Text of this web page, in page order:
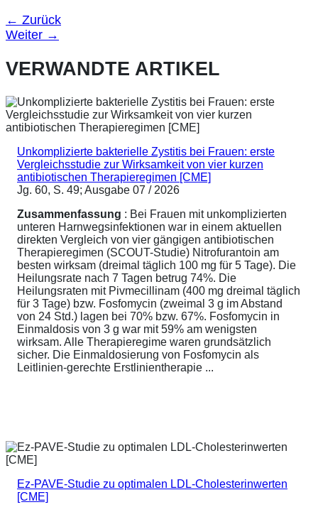
← Zurück
Weiter →
VERWANDTE ARTIKEL
Unkomplizierte bakterielle Zystitis bei Frauen: erste
Vergleichsstudie zur Wirksamkeit von vier kurzen
antibiotischen Therapieregimen [CME]
Jg. 60, S. 49; Ausgabe 07 / 2026
Zusammenfassung : Bei Frauen mit unkomplizierten
unteren Harnwegsinfektionen war in einem aktuellen
direkten Vergleich von vier gängigen antibiotischen
Therapieregimen (SCOUT-Studie) Nitrofurantoin am
besten wirksam (dreimal täglich 100 mg für 5 Tage). Die
Heilungsrate nach 7 Tagen betrug 74%. Die
Heilungsraten mit Pivmecillinam (400 mg dreimal täglich
für 3 Tage) bzw. Fosfomycin (zweimal 3 g im Abstand
von 24 Std.) lagen bei 70% bzw. 67%. Fosfomycin in
Einmaldosis von 3 g war mit 59% am wenigsten
wirksam. Alle Therapieregime waren grundsätzlich
sicher. Die Einmaldosierung von Fosfomycin als
Leitlinien-gerechte Erstlinientherapie ...
Ez-PAVE-Studie zu optimalen LDL-Cholesterinwerten
[CME]